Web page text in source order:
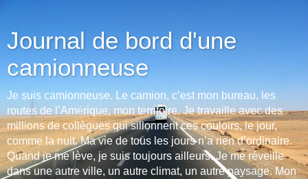
Journal de bord d'une
camionneuse
Je suis camionneuse. Le camion, c’est mon bureau, les
routes de l’Amérique, mon territoire. Je travaille avec des
millions de collègues qui sillonnent ces couloirs, le jour,
comme la nuit. Ma vie de tous les jours n’a rien d’ordinaire.
Quand je me lève, je suis toujours ailleurs. Je me réveille
dans une autre ville, un autre climat, un autre paysage. Mon